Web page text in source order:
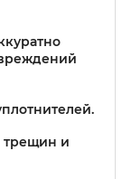
трещин и